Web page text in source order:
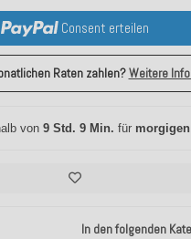
In den folgenden
Consent erteilen
Raten zahlen?Weitere
von 9 Std. 9 Min. für